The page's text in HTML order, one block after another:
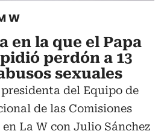
W
en la que el Papa
perdón a 13
sexuales
del Equipo de
de las Comisiones
La W con Julio Sánchez